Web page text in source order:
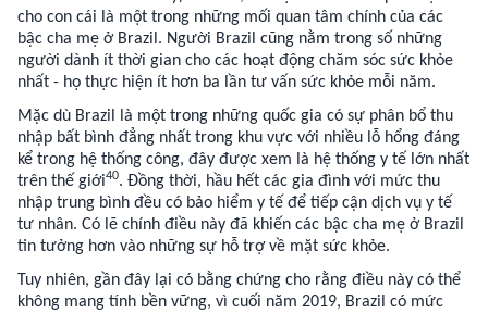
cho con cái là một trong những mối quan tâm chính của các
bậc cha mẹ ở Brazil. Người Brazil cũng nằm trong số những
người dành ít thời gian cho các hoạt động chăm sóc sức khỏe
nhất - họ thực hiện ít hơn ba lần tư vấn sức khỏe mỗi năm.
Mặc dù Brazil là một trong những quốc gia có sự phân bổ thu
nhập bất bình đẳng nhất trong khu vực với nhiều lỗ hổng đáng
kể trong hệ thống công, đây được xem là hệ thống y tế lớn nhất
trên thế giới40. Đồng thời, hầu hết các gia đình với mức thu
nhập trung bình đều có bảo hiểm y tế để tiếp cận dịch vụ y tế
tư nhân. Có lẽ chính điều này đã khiến các bậc cha mẹ ở Brazil
tin tưởng hơn vào những sự hỗ trợ về mặt sức khỏe.
Tuy nhiên, gần đây lại có bằng chứng cho rằng điều này có thể
không mang tính bền vững, vì cuối năm 2019, Brazil có mức